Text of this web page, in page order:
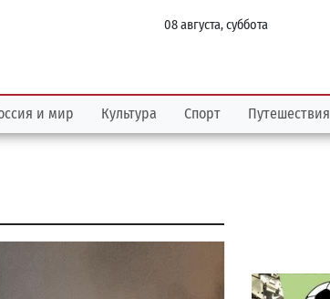
08 августа, суббота
и мир Культура Спорт Путешествия